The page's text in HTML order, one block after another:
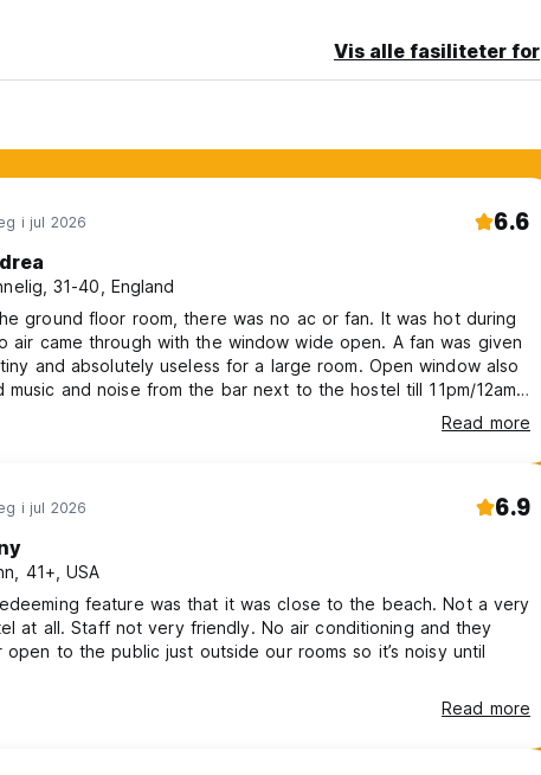
køyeseng *** (Auto-translated from original language)
Vis alle fasiliteter for
i jul 2026 6.6
31-40, England
ground floor room, there was no ac or fan. It was hot during
absolutely useless for a large room. Open window also
music and noise from the bar next to the hostel till 11pm/12am.
is clean and spacious but it’s a shame they don’t put moreRead more
i jul 2026 6.9
41+, USA
feature was that it was close to the beach. Not a very
at all. Staff not very friendly. No air conditioning and they
open to the public just outside our rooms so it’s noisy until
Read more